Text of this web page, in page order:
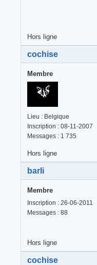
Hors ligne
cochise
Membre
Lieu : Belgique
Inscription : 08-11-2007
Messages : 1 735
Hors ligne
barli
Membre
Inscription : 26-06-2011
Messages : 88
Hors ligne
cochise